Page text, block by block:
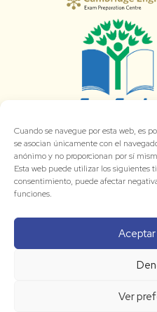
Cuando se navegue por esta web, es
se asocian únicamente con el
anónimo y no proporcionan por sí
Esta web puede utilizar los siguientes
consentimiento, puede afectar
funciones.
Ver